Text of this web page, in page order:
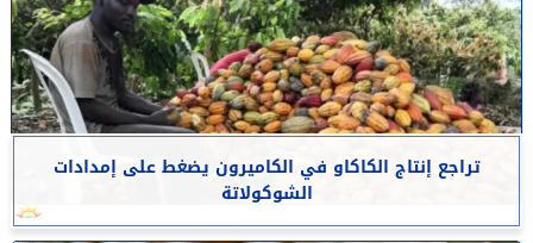
تراجع إنتاج الكاكاو في الكاميرون يضغط على إمدادات
الشوكولاتة